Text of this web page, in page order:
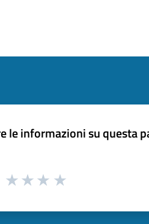
le informazioni su questa